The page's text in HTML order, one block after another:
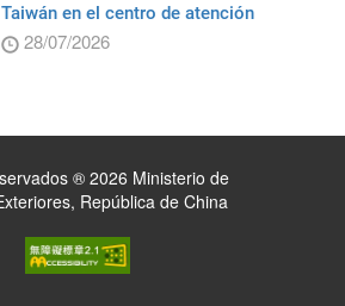
Taiwán en el centro de atención
28/07/2026
® 2026 Ministerio de
República de China